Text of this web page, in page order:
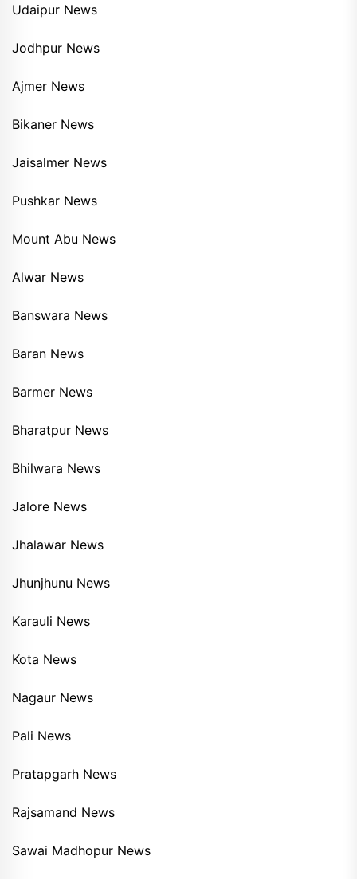
Udaipur News
Jodhpur News
Ajmer News
Bikaner News
Jaisalmer News
Pushkar News
Mount Abu News
Alwar News
Banswara News
Baran News
Barmer News
Bharatpur News
Bhilwara News
Jalore News
Jhalawar News
Jhunjhunu News
Karauli News
Kota News
Nagaur News
Pali News
Pratapgarh News
Rajsamand News
Sawai Madhopur News